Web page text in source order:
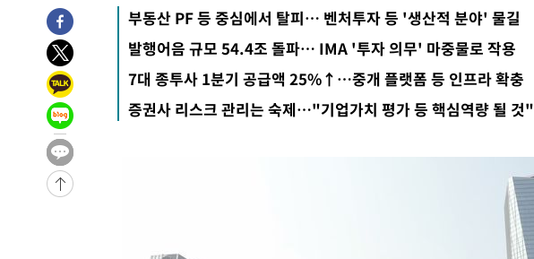
부동산 PF 등 중심에서 탈피… 벤처투자 등 '생산적 분야' 물길
발행어음 규모 54.4조 돌파… IMA '투자 의무' 마중물로 작용
7대 종투사 1분기 공급액 25%↑…중개 플랫폼 등 인프라 확충
증권사 리스크 관리는 숙제…"기업가치 평가 등 핵심역량 될 것"